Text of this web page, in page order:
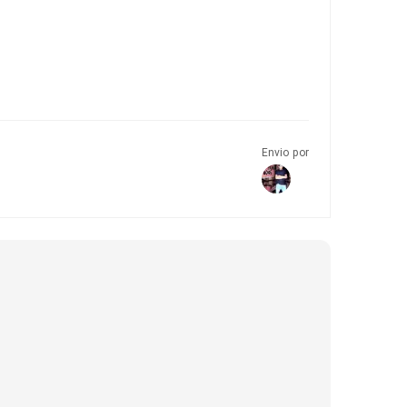
Envio por